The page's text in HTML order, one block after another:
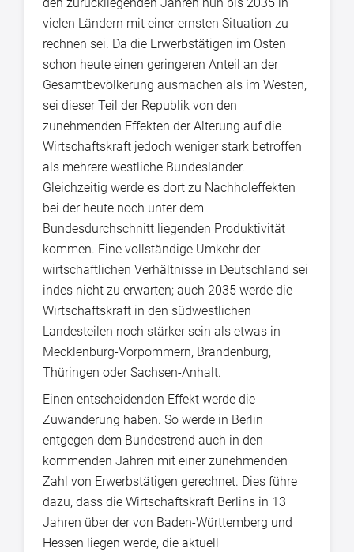
vielen Ländern mit einer ernsten Situation zu
rechnen sei. Da die Erwerbstätigen im Osten
schon heute einen geringeren Anteil an der
Gesamtbevölkerung ausmachen als im Westen,
sei dieser Teil der Republik von den
zunehmenden Effekten der Alterung auf die
Wirtschaftskraft jedoch weniger stark betroffen
als mehrere westliche Bundesländer.
Gleichzeitig werde es dort zu Nachholeffekten
bei der heute noch unter dem
Bundesdurchschnitt liegenden Produktivität
kommen. Eine vollständige Umkehr der
wirtschaftlichen Verhältnisse in Deutschland sei
indes nicht zu erwarten; auch 2035 werde die
Wirtschaftskraft in den südwestlichen
Landesteilen noch stärker sein als etwas in
Mecklenburg-Vorpommern, Brandenburg,
Thüringen oder Sachsen-Anhalt.
Einen entscheidenden Effekt werde die
Zuwanderung haben. So werde in Berlin
entgegen dem Bundestrend auch in den
kommenden Jahren mit einer zunehmenden
Zahl von Erwerbstätigen gerechnet. Dies führe
dazu, dass die Wirtschaftskraft Berlins in 13
Jahren über der von Baden-Württemberg und
Hessen liegen werde, die aktuell